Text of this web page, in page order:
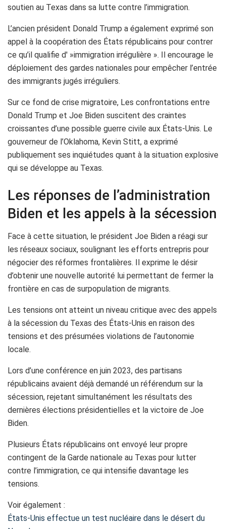
soutien au Texas dans sa lutte contre l’immigration.
L’ancien président Donald Trump a également exprimé son
appel à la coopération des États républicains pour contrer
ce qu’il qualifie d' »immigration irrégulière ». Il encourage le
déploiement des gardes nationales pour empêcher l’entrée
des immigrants jugés irréguliers.
Sur ce fond de crise migratoire, Les confrontations entre
Donald Trump et Joe Biden suscitent des craintes
croissantes d’une possible guerre civile aux États-Unis. Le
gouverneur de l’Oklahoma, Kevin Stitt, a exprimé
publiquement ses inquiétudes quant à la situation explosive
qui se développe au Texas.
Les réponses de l’administration
Biden et les appels à la sécession
Face à cette situation, le président Joe Biden a réagi sur
les réseaux sociaux, soulignant les efforts entrepris pour
négocier des réformes frontalières. Il exprime le désir
d’obtenir une nouvelle autorité lui permettant de fermer la
frontière en cas de surpopulation de migrants.
Les tensions ont atteint un niveau critique avec des appels
à la sécession du Texas des États-Unis en raison des
tensions et des présumées violations de l’autonomie
locale.
Lors d’une conférence en juin 2023, des partisans
républicains avaient déjà demandé un référendum sur la
sécession, rejetant simultanément les résultats des
dernières élections présidentielles et la victoire de Joe
Biden.
Plusieurs États républicains ont envoyé leur propre
contingent de la Garde nationale au Texas pour lutter
contre l’immigration, ce qui intensifie davantage les
tensions.
Voir également :
États-Unis effectue un test nucléaire dans le désert du